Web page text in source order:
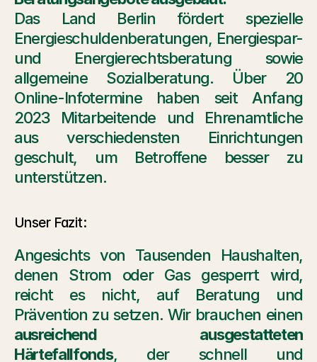
Das Land Berlin fördert spezielle
Energieschuldenberatungen, Energiespar-
und Energierechtsberatung sowie
allgemeine Sozialberatung. Über 20
Online-Infotermine haben seit Anfang
2023 Mitarbeitende und Ehrenamtliche
aus verschiedensten Einrichtungen
geschult, um Betroffene besser zu
unterstützen.
Unser Fazit:
Angesichts von Tausenden Haushalten,
denen Strom oder Gas gesperrt wird,
reicht es nicht, auf Beratung und
ausreichend ausgestatteten
Härtefallfonds, der schnell und